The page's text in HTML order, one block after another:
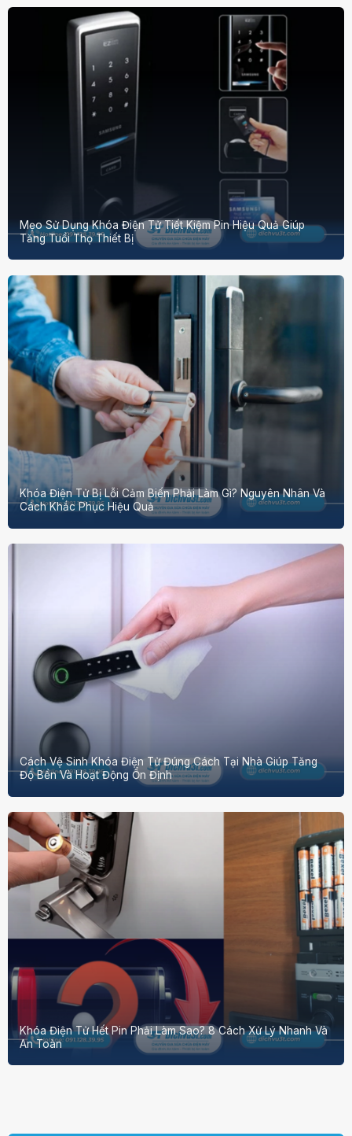
Mẹo Sử Dụng Khóa Điện Tử Tiết Kiệm Pin Hiệu Quả Giúp
Tăng Tuổi Thọ Thiết Bị
Khóa Điện Tử Bị Lỗi Cảm Biến Phải Làm Gì? Nguyên Nhân Và
Cách Khắc Phục Hiệu Quả
Cách Vệ Sinh Khóa Điện Tử Đúng Cách Tại Nhà Giúp Tăng
Độ Bền Và Hoạt Động Ổn Định
Khóa Điện Tử Hết Pin Phải Làm Sao? 8 Cách Xử Lý Nhanh Và
An Toàn